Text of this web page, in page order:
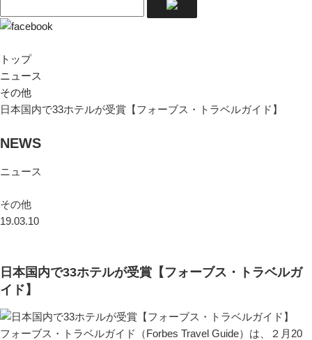
トップ
ニュース
その他
日本国内で33ホテルが受賞【フォーブス・トラベルガイド】
NEWS
ニュース
その他
19.03.10
日本国内で33ホテルが受賞【フォーブス・トラベルガ
イド】
フォーブス・トラベルガイド（Forbes Travel Guide）は、２月20